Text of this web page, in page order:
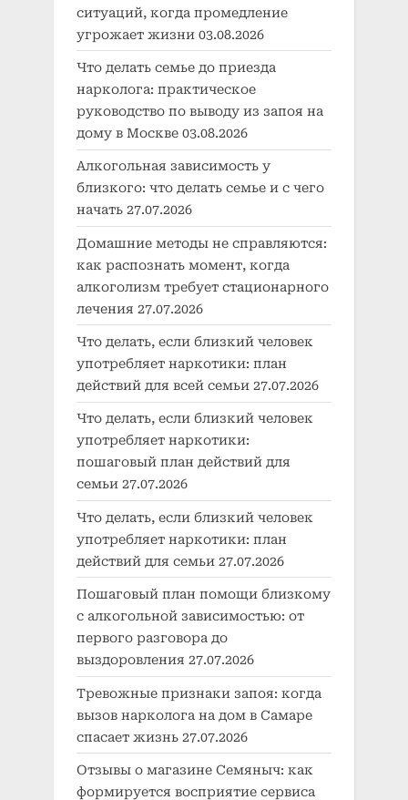
ситуаций, когда промедление
угрожает жизни 03.08.2026
Что делать семье до приезда
нарколога: практическое
руководство по выводу из запоя на
дому в Москве 03.08.2026
Алкогольная зависимость у
близкого: что делать семье и с чего
начать 27.07.2026
Домашние методы не справляются:
как распознать момент, когда
алкоголизм требует стационарного
лечения 27.07.2026
Что делать, если близкий человек
употребляет наркотики: план
действий для всей семьи 27.07.2026
Что делать, если близкий человек
употребляет наркотики:
пошаговый план действий для
семьи 27.07.2026
Что делать, если близкий человек
употребляет наркотики: план
действий для семьи 27.07.2026
Пошаговый план помощи близкому
с алкогольной зависимостью: от
первого разговора до
выздоровления 27.07.2026
Тревожные признаки запоя: когда
вызов нарколога на дом в Самаре
спасает жизнь 27.07.2026
Отзывы о магазине Семяныч: как
формируется восприятие сервиса